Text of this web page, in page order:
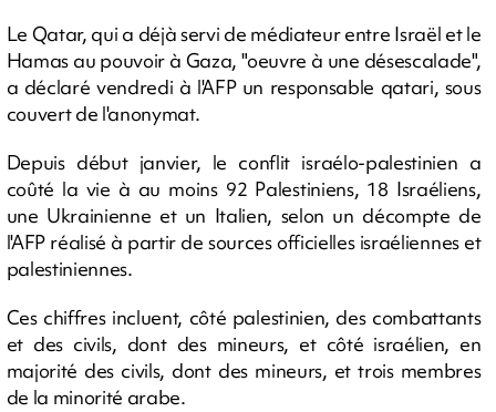
Le Qatar, qui a déjà servi de médiateur entre Israël et le
Hamas au pouvoir à Gaza, "oeuvre à une désescalade",
a déclaré vendredi à l'AFP un responsable qatari, sous
couvert de l'anonymat.
Depuis début janvier, le conflit israélo-palestinien a
coûté la vie à au moins 92 Palestiniens, 18 Israéliens,
une Ukrainienne et un Italien, selon un décompte de
l'AFP réalisé à partir de sources officielles israéliennes et
palestiniennes.
Ces chiffres incluent, côté palestinien, des combattants
et des civils, dont des mineurs, et côté israélien, en
majorité des civils, dont des mineurs, et trois membres
de la minorité arabe.